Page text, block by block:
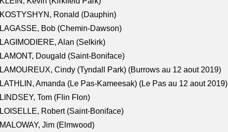
KOSTYSHYN, Ronald (Dauphin)
LAGASSE, Bob (Chemin-Dawson)
LAGIMODIERE, Alan (Selkirk)
LAMONT, Dougald (Saint-Boniface)
LAMOUREUX, Cindy (Tyndall Park) (Burrows au 12 aout 2019)
LATHLIN, Amanda (Le Pas-Kameesak) (Le Pas au 12 aout 2019)
LINDSEY, Tom (Flin Flon)
LOISELLE, Robert (Saint-Boniface)
MALOWAY, Jim (Elmwood)